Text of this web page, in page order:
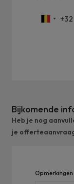
Bijkomende
Heb je nog
je